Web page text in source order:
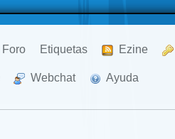
Foro Etiquetas Ezine
Webchat Ayuda